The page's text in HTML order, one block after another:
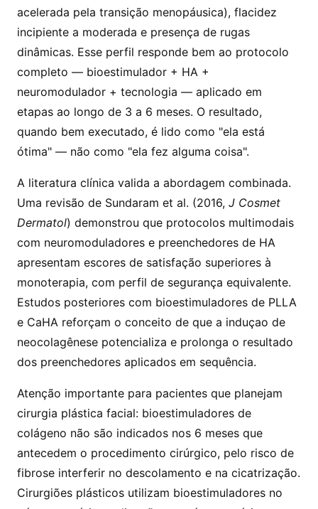
acelerada pela transição menopáusica), flacidez
incipiente a moderada e presença de rugas
dinâmicas. Esse perfil responde bem ao protocolo
completo — bioestimulador + HA +
neuromodulador + tecnologia — aplicado em
etapas ao longo de 3 a 6 meses. O resultado,
quando bem executado, é lido como "ela está
ótima" — não como "ela fez alguma coisa".
A literatura clínica valida a abordagem combinada.
Uma revisão de Sundaram et al. (2016, J Cosmet
Dermatol) demonstrou que protocolos multimodais
com neuromoduladores e preenchedores de HA
apresentam escores de satisfação superiores à
monoterapia, com perfil de segurança equivalente.
Estudos posteriores com bioestimuladores de PLLA
e CaHA reforçam o conceito de que a induçao de
neocolagênese potencializa e prolonga o resultado
dos preenchedores aplicados em sequência.
Atenção importante para pacientes que planejam
cirurgia plástica facial: bioestimuladores de
colágeno não são indicados nos 6 meses que
antecedem o procedimento cirúrgico, pelo risco de
fibrose interferir no descolamento e na cicatrização.
Cirurgiões plásticos utilizam bioestimuladores no